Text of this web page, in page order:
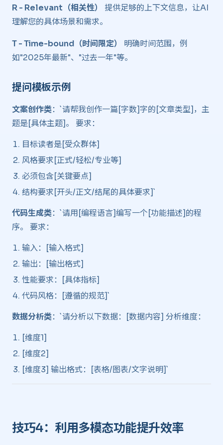
R - Relevant（相关性）
提供足够的上下文信息，让AI
理解您的具体场景和需求。
T - Time-bound（时间限定）
明确时间范围，例
如"2025年最新"、"过去一年"等。
提问模板示例 ​
文案创作类：`请帮我创作一篇[字数]字的[文章类型]，主
题是[具体主题]。 要求：
目标读者是[受众群体]
风格要求[正式/轻松/专业等]
必须包含[关键要点]
结构要求[开头/正文/结尾的具体要求]`
代码生成类：`请用[编程语言]编写一个[功能描述]的程
序。 要求：
输入：[输入格式]
输出：[输出格式]
性能要求：[具体指标]
代码风格：[遵循的规范]`
数据分析类：`请分析以下数据：[数据内容] 分析维度：
[维度1]
[维度2]
[维度3] 输出格式：[表格/图表/文字说明]`
技巧4：利用多模态功能提升效率 ​